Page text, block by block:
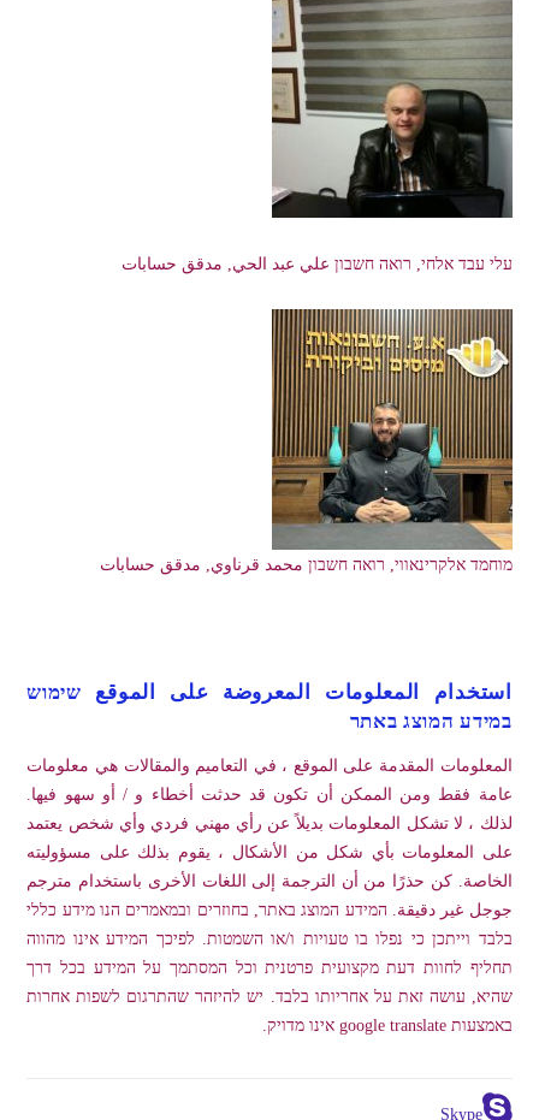
עלי עבד אלחי, רואה חשבון علي عبد الحي, مدقق حسابات
מוחמד אלקרינאווי, רואה חשבון محمد قرناوي, مدقق حسابات
استخدام المعلومات المعروضة على الموقع שימוש
במידע המוצג באתר
المعلومات المقدمة على الموقع ، في التعاميم والمقالات هي معلومات
عامة فقط ومن الممكن أن تكون قد حدثت أخطاء و / أو سهو فيها.
لذلك ، لا تشكل المعلومات بديلاً عن رأي مهني فردي وأي شخص يعتمد
على المعلومات بأي شكل من الأشكال ، يقوم بذلك على مسؤوليته
الخاصة. كن حذرًا من أن الترجمة إلى اللغات الأخرى باستخدام مترجم
جوجل غير دقيقة. המידע המוצג באתר, בחוזרים ובמאמרים הנו מידע כללי
בלבד וייתכן כי נפלו בו טעויות ו/או השמטות. לפיכך המידע אינו מהווה
תחליף לחוות דעת מקצועית פרטנית וכל המסתמך על המידע בכל דרך
שהיא, עושה זאת על אחריותו בלבד. יש להיזהר שהתרגום לשפות אחרות
באמצעות google translate אינו מדויק.
Skype